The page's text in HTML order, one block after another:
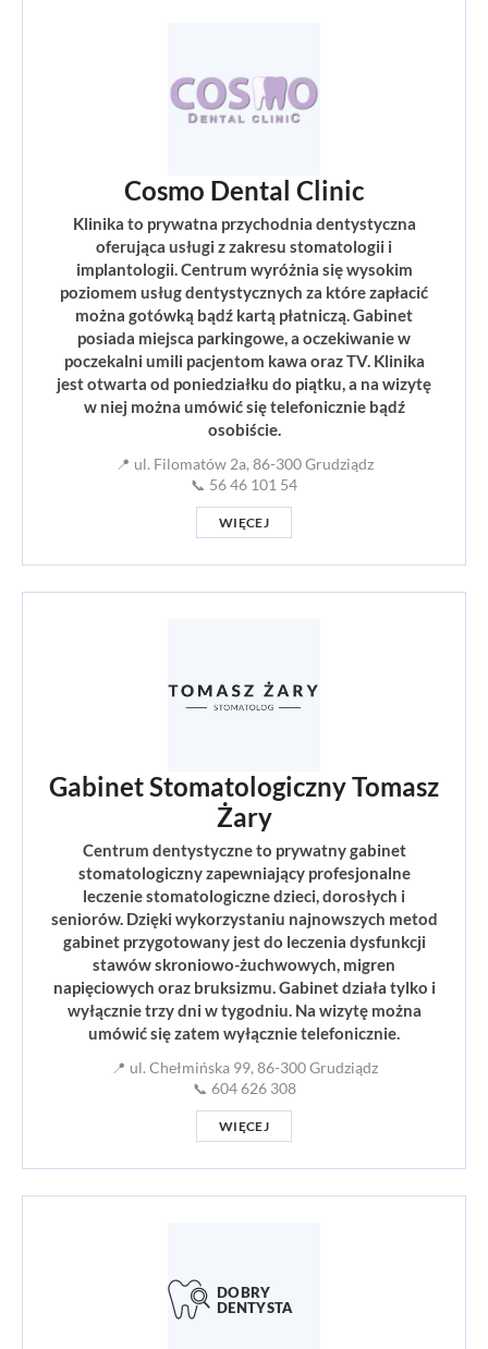
Cosmo Dental Clinic
Klinika to prywatna przychodnia dentystyczna
oferująca usługi z zakresu stomatologii i
implantologii. Centrum wyróżnia się wysokim
poziomem usług dentystycznych za które zapłacić
można gotówką bądź kartą płatniczą. Gabinet
posiada miejsca parkingowe, a oczekiwanie w
poczekalni umili pacjentom kawa oraz TV. Klinika
jest otwarta od poniedziałku do piątku, a na wizytę
w niej można umówić się telefonicznie bądź
osobiście.
📍 ul. Filomatów 2a, 86-300 Grudziądz
📞 56 46 101 54
WIĘCEJ
Gabinet Stomatologiczny Tomasz
Żary
Centrum dentystyczne to prywatny gabinet
stomatologiczny zapewniający profesjonalne
leczenie stomatologiczne dzieci, dorosłych i
seniorów. Dzięki wykorzystaniu najnowszych metod
gabinet przygotowany jest do leczenia dysfunkcji
stawów skroniowo-żuchwowych, migren
napięciowych oraz bruksizmu. Gabinet działa tylko i
wyłącznie trzy dni w tygodniu. Na wizytę można
umówić się zatem wyłącznie telefonicznie.
📍 ul. Chełmińska 99, 86-300 Grudziądz
📞 604 626 308
WIĘCEJ